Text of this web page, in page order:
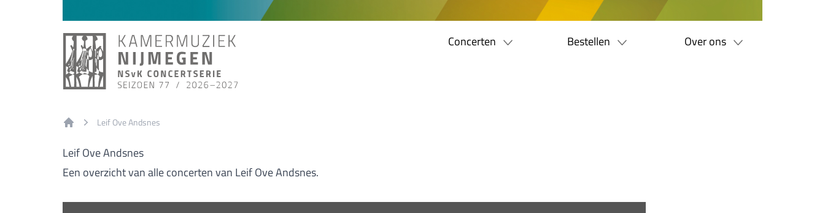
Concerten Bestellen Over ons
Leif Ove Andsnes
Leif Ove Andsnes
Een overzicht van alle concerten van Leif Ove Andsnes.